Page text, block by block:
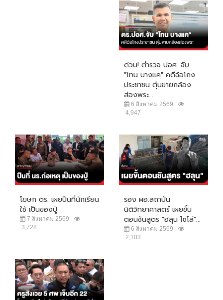
ด่วน! ตำรวจ ปอศ. จับ
"โทน บางแค" คดีฉ้อโกง
ประชาชน ตุ๋นขายกล้อง
ส่องพระ...
6 สิงหาคม 2569
4,947
โฆษก ตร. เผยปืนที่นักเรียน
ใช้ เป็นของปู่
7 สิงหาคม 2569
3,728
รอง ผอ.สถาบัน
นิติวิทยาศาสตร์ เผยขั้น
ตอนชันสูตร "ฮลุน โซโล่"...
6 สิงหาคม 2569
2,103